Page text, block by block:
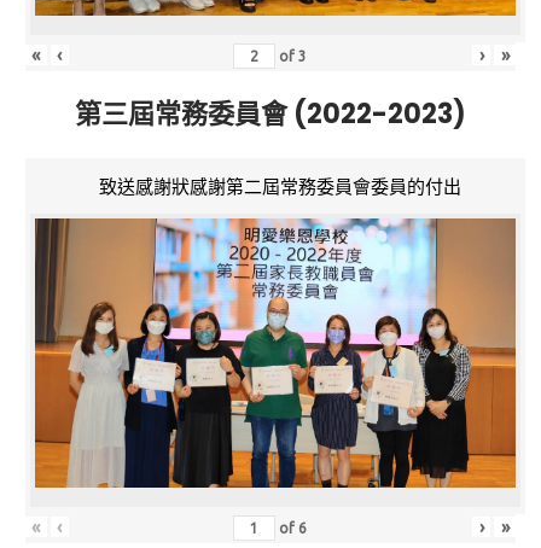
« ‹ of3 › »
第三屆常務委員會 (2022-2023)
致送感謝狀感謝第二屆常務委員會委員的付出
« ‹ of 6 › »